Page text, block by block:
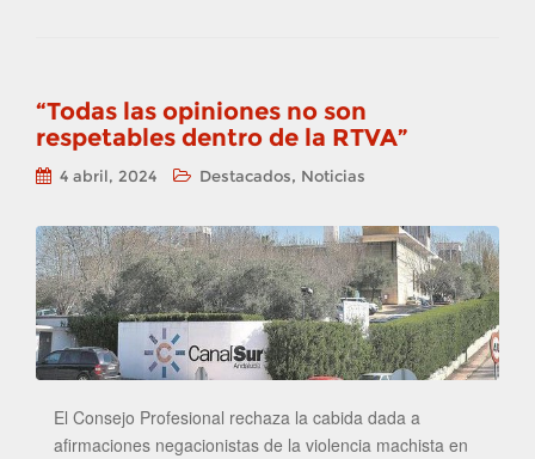
“Todas las opiniones no son
respetables dentro de la RTVA”
4 abril, 2024 Destacados, Noticias
El Consejo Profesional rechaza la cabida dada a
afirmaciones negacionistas de la violencia machista en